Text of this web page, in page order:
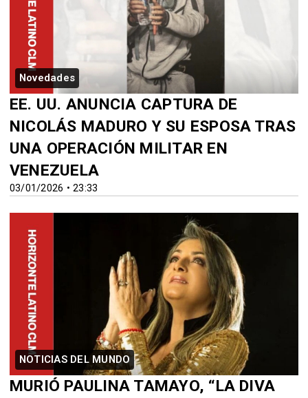
Novedades
03/01/2026 • 23:33
EE. UU. ANUNCIA CAPTURA DE
NICOLÁS MADURO Y SU ESPOSA TRAS
UNA OPERACIÓN MILITAR EN
VENEZUELA
NOTICIAS DEL MUNDO
MURIÓ PAULINA TAMAYO, “LA DIVA